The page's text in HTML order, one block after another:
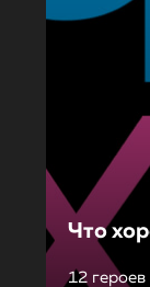
Что
12